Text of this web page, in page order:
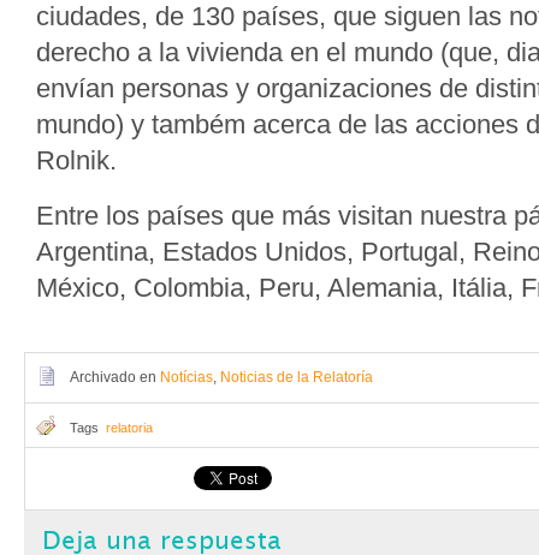
ciudades, de 130 países, que siguen las
derecho a la vivienda en el mundo (que,
envían personas y organizaciones de
mundo) y também acerca de las acciones
Rolnik.
Entre los países que más visitan nuestra
Argentina, Estados Unidos, Portugal,
México, Colombia, Peru, Alemania, Itália,
Archivado en Notícias, Noticias de la Relatoría
Tags relatoria
Deja una respuesta